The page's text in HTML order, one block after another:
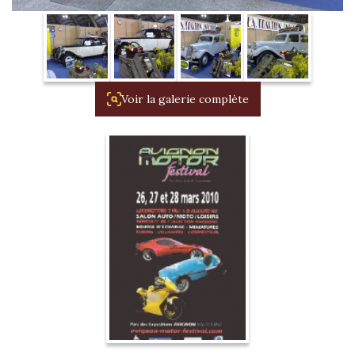
Notre local
La Boutique
Les pièces
L’assurance
Liens
La Revue
Les salons
La traction
membres
Bibliographie
Présentation 7
Présentation 11
Présentation 15 six
Evolution 7 et 11 -
Voir la galerie complète